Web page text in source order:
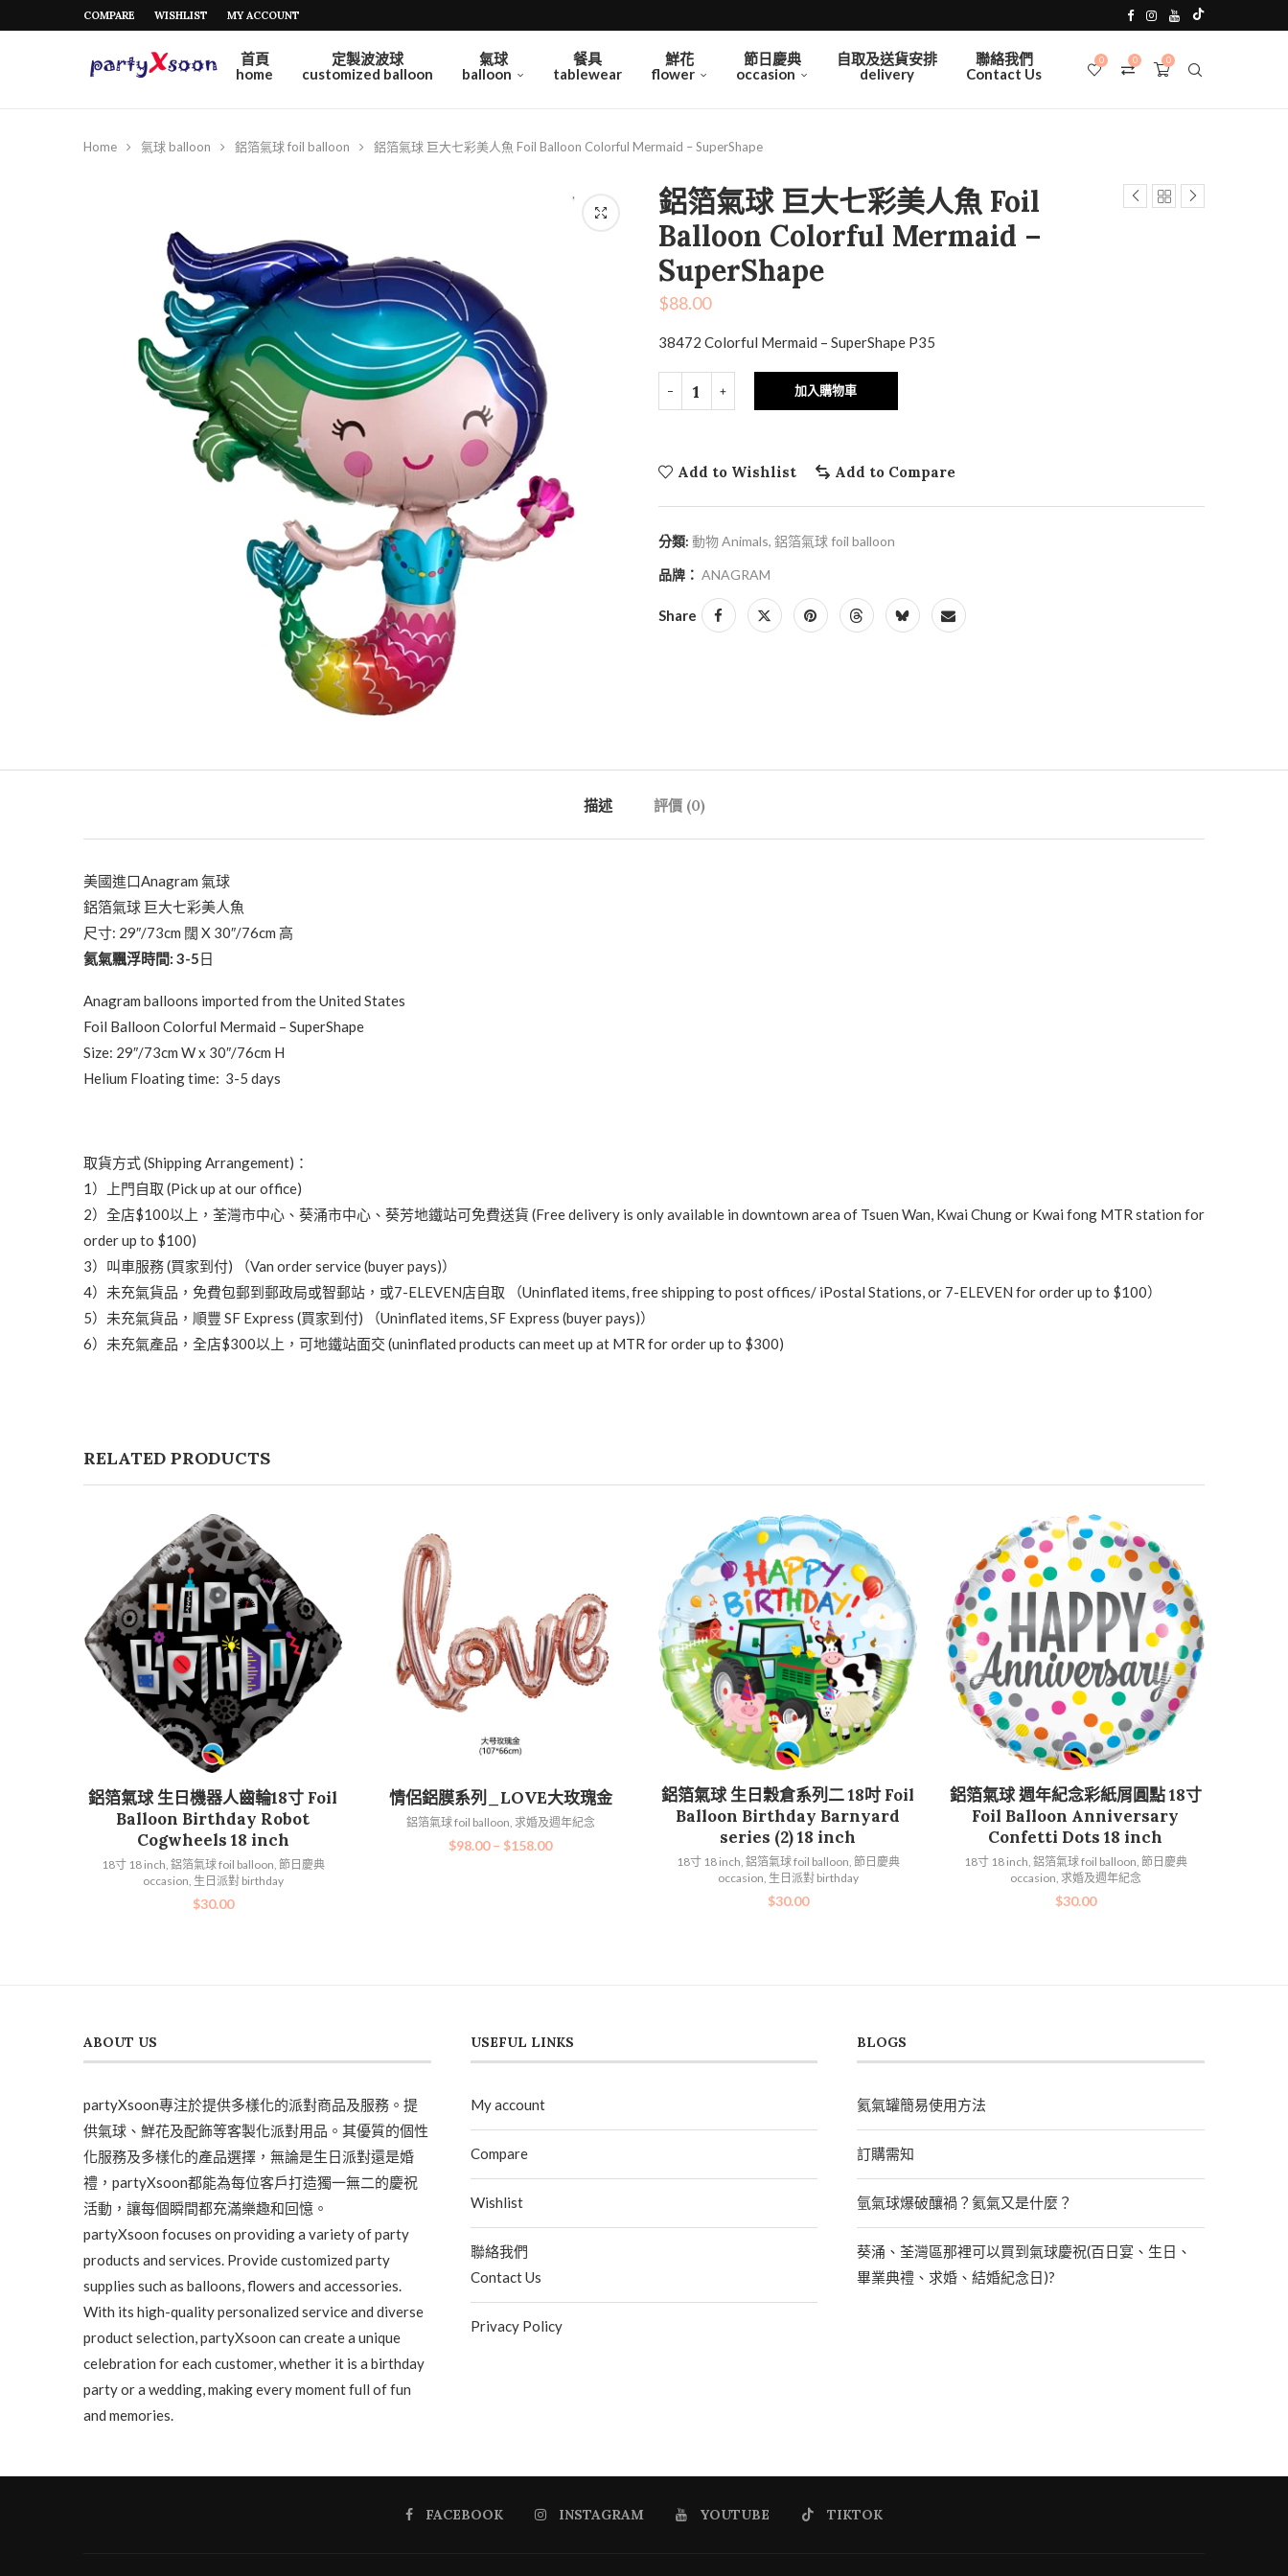
COMPARE WISHLIST MY ACCOUNT
首頁
home
定製波波球
customized balloon
氣球
balloon
餐具
tablewear
鮮花
flower
節日慶典
occasion
自取及送貨安排
delivery
聯絡我們
Contact Us
0
0
0
Home 氣球 balloon 鋁箔氣球 foil balloon 鋁箔氣球 巨大七彩美人魚 Foil Balloon Colorful Mermaid – SuperShape
鋁箔氣球 巨大七彩美人魚 Foil
Balloon Colorful Mermaid –
SuperShape
$88.00
38472 Colorful Mermaid – SuperShape P35
加入購物車
Add to Wishlist Add to Compare
分類: 動物 Animals, 鋁箔氣球 foil balloon
品牌： ANAGRAM
Share
描述 評價 (0)
美國進口Anagram 氣球
鋁箔氣球 巨大七彩美人魚
尺寸: 29″/73cm 闊 X 30″/76cm 高
氦氣飄浮時間: 3-5日
Anagram balloons imported from the United States
Foil Balloon Colorful Mermaid – SuperShape
Size: 29″/73cm W x 30″/76cm H
Helium Floating time: 3-5 days
取貨方式 (Shipping Arrangement)：
1）上門自取 (Pick up at our office)
2）全店$100以上，荃灣市中心、葵涌市中心、葵芳地鐵站可免費送貨 (Free delivery is only available in downtown area of Tsuen Wan, Kwai Chung or Kwai fong MTR station for
order up to $100)
3）叫車服務 (買家到付) （Van order service (buyer pays)）
4）未充氣貨品，免費包郵到郵政局或智郵站，或7-ELEVEN店自取 （Uninflated items, free shipping to post offices/ iPostal Stations, or 7-ELEVEN for order up to $100）
5）未充氣貨品，順豐 SF Express (買家到付) （Uninflated items, SF Express (buyer pays)）
6）未充氣產品，全店$300以上，可地鐵站面交 (uninflated products can meet up at MTR for order up to $300)
RELATED PRODUCTS
加入購物車
鋁箔氣球 生日機器人齒輪18寸 Foil
Balloon Birthday Robot
Cogwheels 18 inch
18寸 18 inch, 鋁箔氣球 foil balloon, 節日慶典
occasion, 生日派對 birthday
$30.00
選擇規格
情侶鋁膜系列_LOVE大玫瑰金
鋁箔氣球 foil balloon, 求婚及週年紀念
$98.00 – $158.00
加入購物車
鋁箔氣球 生日穀倉系列二 18吋 Foil
Balloon Birthday Barnyard
series (2) 18 inch
18寸 18 inch 鋁箔氣球 foil balloon 節日慶典
occasion 生日派對 birthday
$30.00
加入購物車
鋁箔氣球 週年紀念彩紙屑圓點 18寸
Foil Balloon Anniversary
Confetti Dots 18 inch
18寸 18 inch, 鋁箔氣球 foil balloon, 節日慶典
occasion, 求婚及週年紀念
$30.00
ABOUT US
partyXsoon專注於提供多樣化的派對商品及服務。提
供氣球、鮮花及配飾等客製化派對用品。其優質的個性
化服務及多樣化的產品選擇，無論是生日派對還是婚
禮，partyXsoon都能為每位客戶打造獨一無二的慶祝
活動，讓每個瞬間都充滿樂趣和回憶。
partyXsoon focuses on providing a variety of party
products and services. Provide customized party
supplies such as balloons, flowers and accessories.
With its high-quality personalized service and diverse
product selection, partyXsoon can create a unique
celebration for each customer, whether it is a birthday
party or a wedding, making every moment full of fun
and memories.
USEFUL LINKS
My account
Compare
Wishlist
聯絡我們
Contact Us
Privacy Policy
BLOGS
氦氣罐簡易使用方法
訂購需知
氫氣球爆破釀禍？氦氣又是什麼？
葵涌、荃灣區那裡可以買到氣球慶祝(百日宴、生日、
畢業典禮、求婚、結婚紀念日)?
FACEBOOK INSTAGRAM YOUTUBE TIKTOK